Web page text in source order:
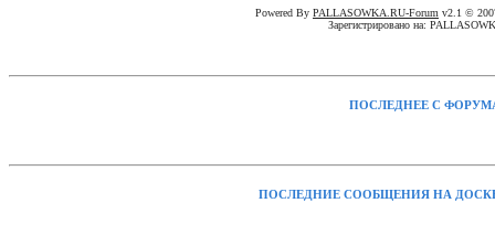
Powered By PALLASOWKA.RU-Forum v2.1 ©
Зарегистрировано на:
ПОСЛЕДНЕЕ С
ПОСЛЕДНИЕ СООБЩЕНИЯ НА